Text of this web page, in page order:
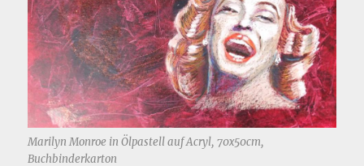
Marilyn Monroe in Ölpastell auf Acryl, 70x50cm,
Buchbinderkarton